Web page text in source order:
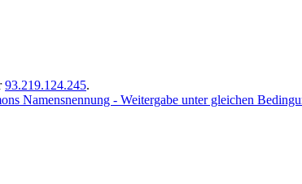
93.219.124.245.
Namensnennung - Weitergabe unter gleichen